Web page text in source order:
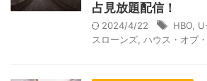
占見放題配信！
2024/4/22 HBO
スローンズ ハウス・オブ